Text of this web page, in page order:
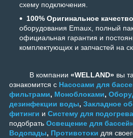
схему подключения.
100% Оригинальное
оборудования Emaux, полный
официальная гарантия и
комплектующих и запчастей на
В компании «WELLAND» вы
ознакомится с Насосами для
фильтрами, Моноблоками,
дезинфекции воды, Закладное
фитинги и Систему для
подобрать Освещение для
Водопады, Противотоки для